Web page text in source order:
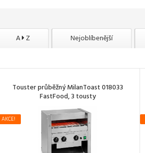
A Z Nejoblíbenější
Touster průběžný MilanToast 018033
FastFood, 3 tousty
AKCE!